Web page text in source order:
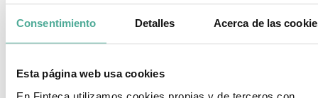
Consentimiento Detalles Acerca de las
Esta página web usa cookies
Hipoteca Liberbank Opiniones
4.9
Basado en240opiniones